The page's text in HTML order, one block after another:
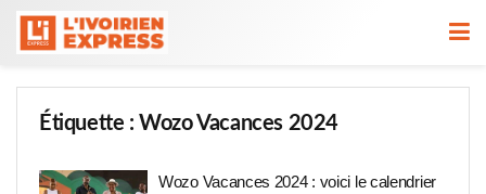
Étiquette : Wozo Vacances 2024
Wozo Vacances 2024 : voici le calendrier